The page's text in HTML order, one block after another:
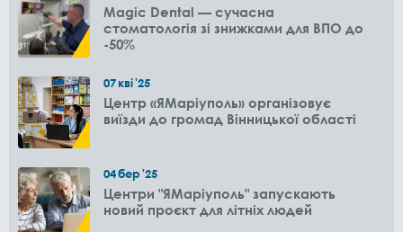
Magic Dental — сучасна
стоматологія зі знижками для ВПО до
-50%
07кві'25
Центр «ЯМаріуполь» організовує
виїзди до громад Вінницької області
04бер'25
Центри "ЯМаріуполь" запускають
новий проєкт для літніх людей